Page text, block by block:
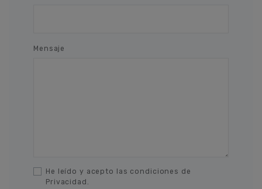
Mensaje
He leído y acepto las condiciones de
Privacidad.